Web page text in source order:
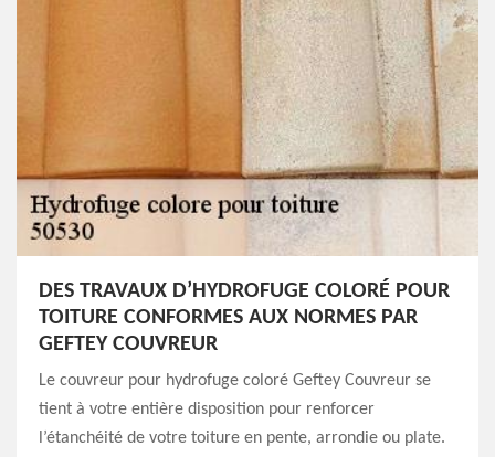
DES TRAVAUX D’HYDROFUGE COLORÉ POUR
TOITURE CONFORMES AUX NORMES PAR
GEFTEY COUVREUR
Le couvreur pour hydrofuge coloré Geftey Couvreur se
tient à votre entière disposition pour renforcer
l’étanchéité de votre toiture en pente, arrondie ou plate.